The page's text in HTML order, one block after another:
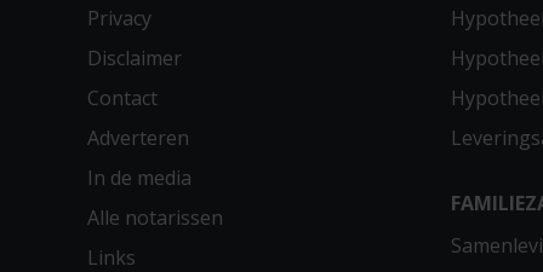
Privacy
Disclaimer
Contact
Adverteren
In de media
Alle notarissen
Links